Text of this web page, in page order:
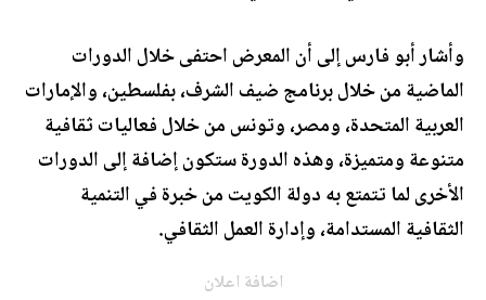
وأشار أبو فارس إلى أن المعرض احتفى خلال الدورات
الماضية من خلال برنامج ضيف الشرف، بفلسطين، والإمارات
العربية المتحدة، ومصر، وتونس من خلال فعاليات ثقافية
متنوعة ومتميزة، وهذه الدورة ستكون إضافة إلى الدورات
الأخرى لما تتمتع به دولة الكويت من خبرة في التنمية
الثقافية المستدامة، وإدارة العمل الثقافي.
اضافة اعلان